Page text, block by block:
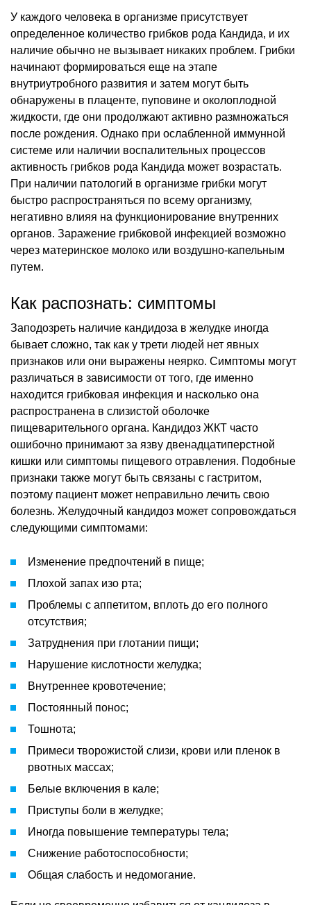
У каждого человека в организме присутствует
определенное количество грибков рода Кандида, и их
наличие обычно не вызывает никаких проблем. Грибки
начинают формироваться еще на этапе
внутриутробного развития и затем могут быть
обнаружены в плаценте, пуповине и околоплодной
жидкости, где они продолжают активно размножаться
после рождения. Однако при ослабленной иммунной
системе или наличии воспалительных процессов
активность грибков рода Кандида может возрастать.
При наличии патологий в организме грибки могут
быстро распространяться по всему организму,
негативно влияя на функционирование внутренних
органов. Заражение грибковой инфекцией возможно
через материнское молоко или воздушно-капельным
путем.
Как распознать: симптомы
Заподозреть наличие кандидоза в желудке иногда
бывает сложно, так как у трети людей нет явных
признаков или они выражены неярко. Симптомы могут
различаться в зависимости от того, где именно
находится грибковая инфекция и насколько она
распространена в слизистой оболочке
пищеварительного органа. Кандидоз ЖКТ часто
ошибочно принимают за язву двенадцатиперстной
кишки или симптомы пищевого отравления. Подобные
признаки также могут быть связаны с гастритом,
поэтому пациент может неправильно лечить свою
болезнь. Желудочный кандидоз может сопровождаться
следующими симптомами:
Изменение предпочтений в пище;
Плохой запах изо рта;
Проблемы с аппетитом, вплоть до его полного
отсутствия;
Затруднения при глотании пищи;
Нарушение кислотности желудка;
Внутреннее кровотечение;
Постоянный понос;
Тошнота;
Примеси творожистой слизи, крови или пленок в
рвотных массах;
Белые включения в кале;
Приступы боли в желудке;
Иногда повышение температуры тела;
Снижение работоспособности;
Общая слабость и недомогание.